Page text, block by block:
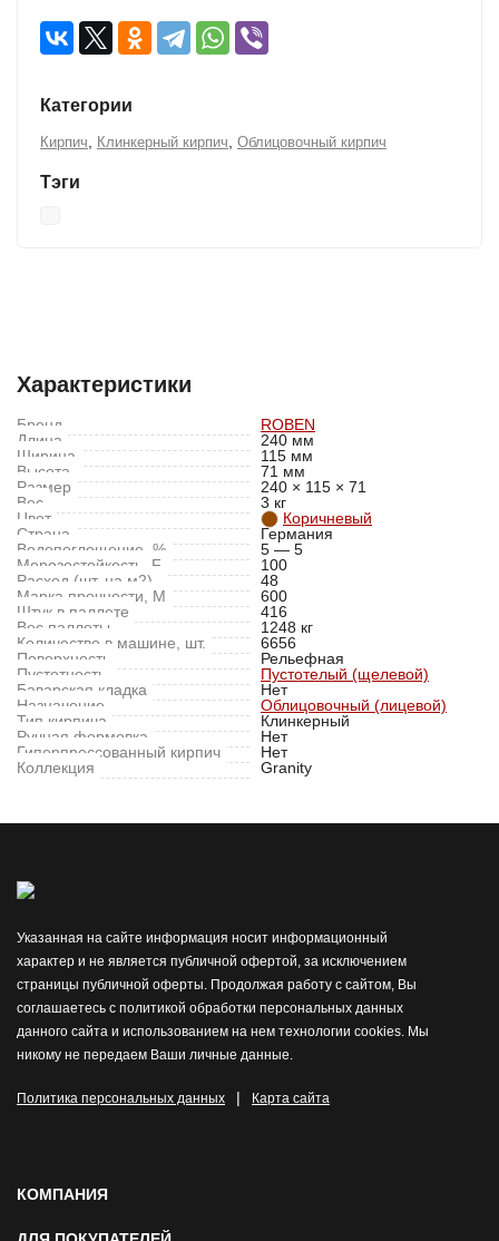
Категории
Кирпич Клинкерный кирпич Облицовочный кирпич
Тэги
Характеристики
Бренд
ROBEN
Длина
240 мм
Ширина
115 мм
Высота
71 мм
Размер
240 × 115 × 71
Вес
3 кг
Цвет
Коричневый
Страна
Германия
Водопоглощение, %
5 — 5
Морозостойкость, F
100
Расход (шт. на м2)
48
Марка прочности, M
600
Штук в паллете
416
Вес паллеты
1248 кг
Количество в машине, шт.
6656
Поверхность
Рельефная
Пустотность
Пустотелый (щелевой)
Баварская кладка
Нет
Назначение
Облицовочный (лицевой)
Тип кирпича
Клинкерный
Ручная формовка
Нет
Гиперпрессованный кирпич
Нет
Коллекция
Granity
Указанная на сайте информация носит информационный
характер и не является публичной офертой, за исключением
страницы публичной оферты. Продолжая работу с сайтом, Вы
соглашаетесь с политикой обработки персональных данных
данного сайта и использованием на нем технологии cookies. Мы
никому не передаем Ваши личные данные.
Политика персональных данных | Карта сайта
КОМПАНИЯ